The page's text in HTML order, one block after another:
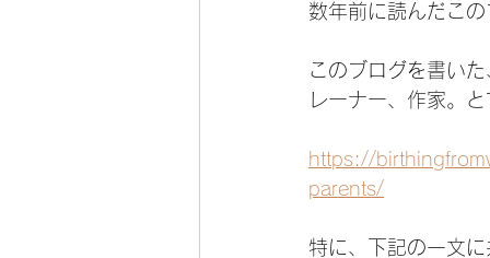
数年前に読んだこ
このブログを書い
レーナー、作家。
https://
parents/
特に、下記の一文